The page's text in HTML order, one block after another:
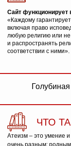
Сайт функционирует
«Каждому
включая право
любую религию или не
и распространять
соответствии с ними».
ЧТО
Атеизм – это умение